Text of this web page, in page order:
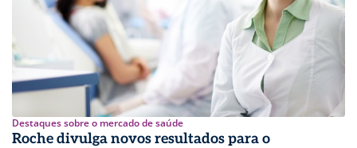
Destaques sobre o mercado de saúde
Roche divulga novos resultados para o